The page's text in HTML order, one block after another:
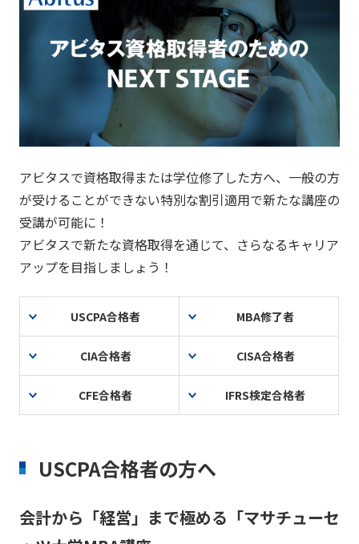
アビタスで資格取得または学位修了した方へ、一般の方
が受けることができない特別な割引適用で新たな講座の
受講が可能に！
アビタスで新たな資格取得を通じて、さらなるキャリア
アップを目指しましょう！
USCPA合格者 MBA修了者
CIA合格者 CISA合格者
CFE合格者 IFRS検定合格者
USCPA合格者の方へ
会計から「経営」まで極める「マサチューセ